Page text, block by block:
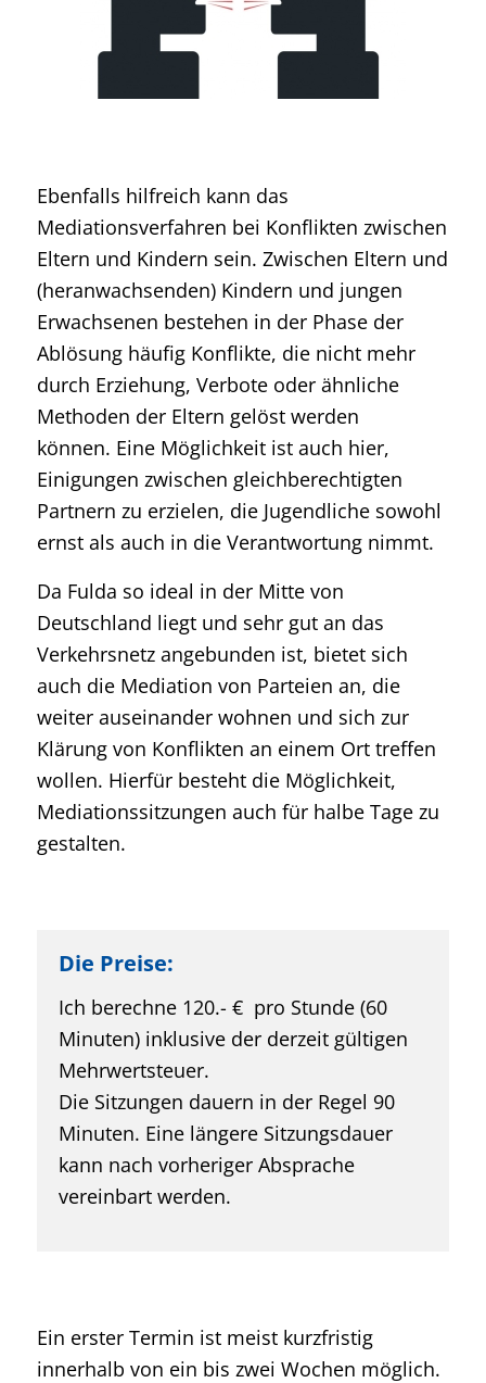
Ebenfalls hilfreich kann das
Mediationsverfahren bei Konflikten zwischen
Eltern und Kindern sein. Zwischen Eltern und
(heranwachsenden) Kindern und jungen
Erwachsenen bestehen in der Phase der
Ablösung häufig Konflikte, die nicht mehr
durch Erziehung, Verbote oder ähnliche
Methoden der Eltern gelöst werden
können. Eine Möglichkeit ist auch hier,
Einigungen zwischen gleichberechtigten
Partnern zu erzielen, die Jugendliche sowohl
ernst als auch in die Verantwortung nimmt.
Da Fulda so ideal in der Mitte von
Deutschland liegt und sehr gut an das
Verkehrsnetz angebunden ist, bietet sich
auch die Mediation von Parteien an, die
weiter auseinander wohnen und sich zur
Klärung von Konflikten an einem Ort treffen
wollen. Hierfür besteht die Möglichkeit,
Mediationssitzungen auch für halbe Tage zu
gestalten.
Die Preise:
Ich berechne 120.- € pro Stunde (60
Minuten) inklusive der derzeit gültigen
Mehrwertsteuer.
Die Sitzungen dauern in der Regel 90
Minuten. Eine längere Sitzungsdauer
kann nach vorheriger Absprache
vereinbart werden.
Ein erster Termin ist meist kurzfristig
innerhalb von ein bis zwei Wochen möglich.